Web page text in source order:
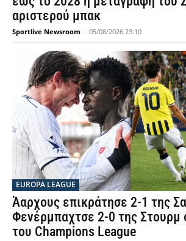
αριστερού μπακ
Sportlive Newsroom - 05/08/2026 23:10
EUROPA LEAGUE
Άαρχους επικράτησε 2-1 της
Φενέρμπαχτσε 2-0 της Στουρμ
του Champions League